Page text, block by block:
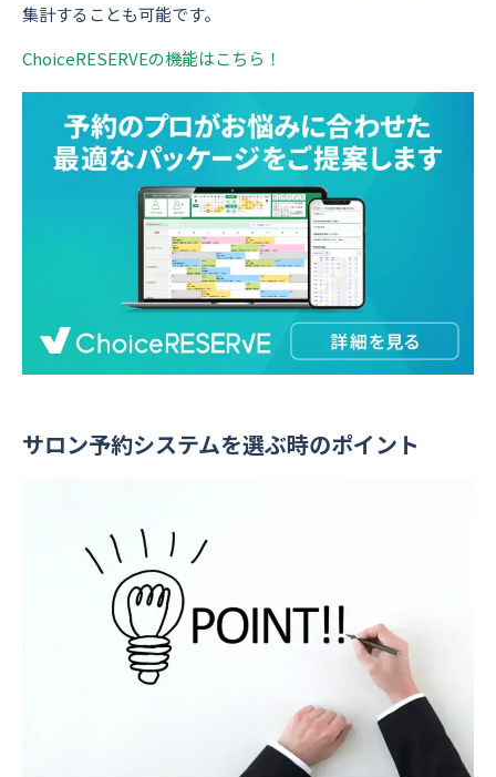
集計することも可能です。
ChoiceRESERVEの機能はこちら！
サロン予約システムを選ぶ時のポイント